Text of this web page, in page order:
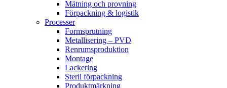
Mätning och provning
Förpackning & logistik
Processer
Formsprutning
Metallisering – PVD
Renrumsproduktion
Montage
Lackering
Steril förpackning
Produktmärkning